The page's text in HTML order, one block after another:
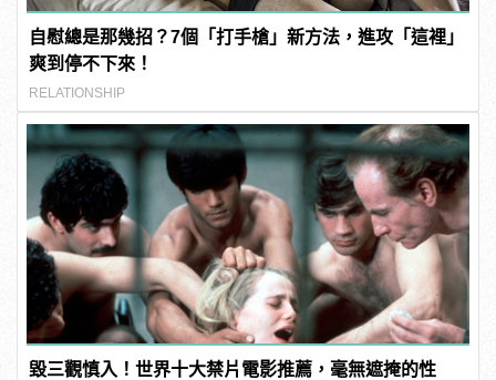
自慰總是那幾招？7個「打手槍」新方法，進攻「這裡」
爽到停不下來！
RELATIONSHIP
毀三觀慎入！世界十大禁片電影推薦，毫無遮掩的性